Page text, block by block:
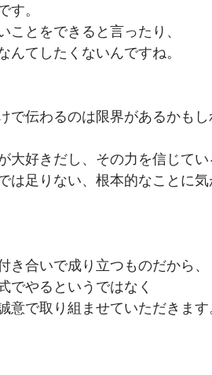
す。
ことをできると言ったり、
んてしたくないんですね。
で伝わるのは限界があるかもし
大好きだし、その力を信じて
は足りない、根本的なことに
き合いで成り立つものだから、
でやるというではなく
意で取り組ませていただきます